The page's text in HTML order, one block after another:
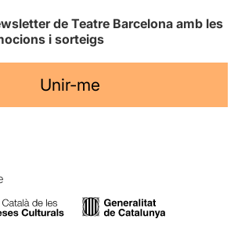
de Teatre Barcelona amb les
i sorteigs
Unir-me